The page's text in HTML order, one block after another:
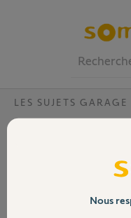
Volet
LES SUJETS GARAGE
Débloquer
Ma porte de garage est
pas rentrer dans le garage
répond pas lorsque j'appuie
Nous